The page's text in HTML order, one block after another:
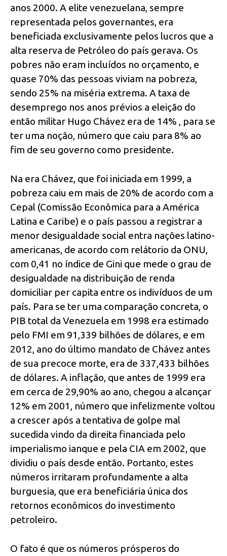
anos 2000. A elite venezuelana, sempre
representada pelos governantes, era
beneficiada exclusivamente pelos lucros que a
alta reserva de Petróleo do país gerava. Os
pobres não eram incluídos no orçamento, e
quase 70% das pessoas viviam na pobreza,
sendo 25% na miséria extrema. A taxa de
desemprego nos anos prévios a eleição do
então militar Hugo Chávez era de 14% , para se
ter uma noção, número que caiu para 8% ao
fim de seu governo como presidente.
Na era Chávez, que foi iniciada em 1999, a
pobreza caiu em mais de 20% de acordo com a
Cepal (Comissão Econômica para a América
Latina e Caribe) e o país passou a registrar a
menor desigualdade social entra nações latino-
americanas, de acordo com relátorio da ONU,
com 0,41 no índice de Gini que mede o grau de
desigualdade na distribuição de renda
domiciliar per capita entre os indivíduos de um
país. Para se ter uma comparação concreta, o
PIB total da Venezuela em 1998 era estimado
pelo FMI em 91,339 bilhões de dólares, e em
2012, ano do último mandato de Chávez antes
de sua precoce morte, era de 337,433 bilhões
de dólares. A inflação, que antes de 1999 era
em cerca de 29,90% ao ano, chegou a alcançar
12% em 2001, número que infelizmente voltou
a crescer após a tentativa de golpe mal
sucedida vindo da direita financiada pelo
imperialismo ianque e pela CIA em 2002, que
dividiu o país desde então. Portanto, estes
números irritaram profundamente a alta
burguesia, que era beneficiária única dos
retornos econômicos do investimento
petroleiro.
O fato é que os números prósperos do